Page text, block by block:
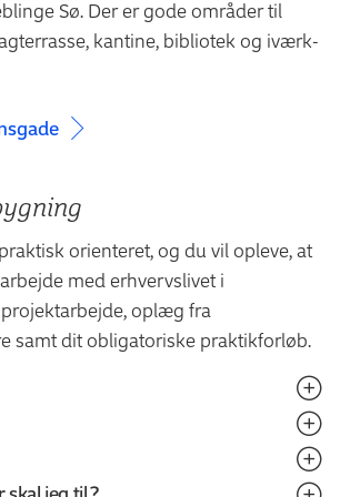
er stor efterspørgsel på dig og din
søge praktikplads.
i erhvervslivet:
Sø. Der er gode om­råder til
kantine, bibliotek og iværk­
orienteret, og du vil opleve, at
med erhvervslivet i
oplæg fra
samt dit obligatoriske praktikforløb.
i e-handel begynder
som er et mix af det
du videre med specialisering